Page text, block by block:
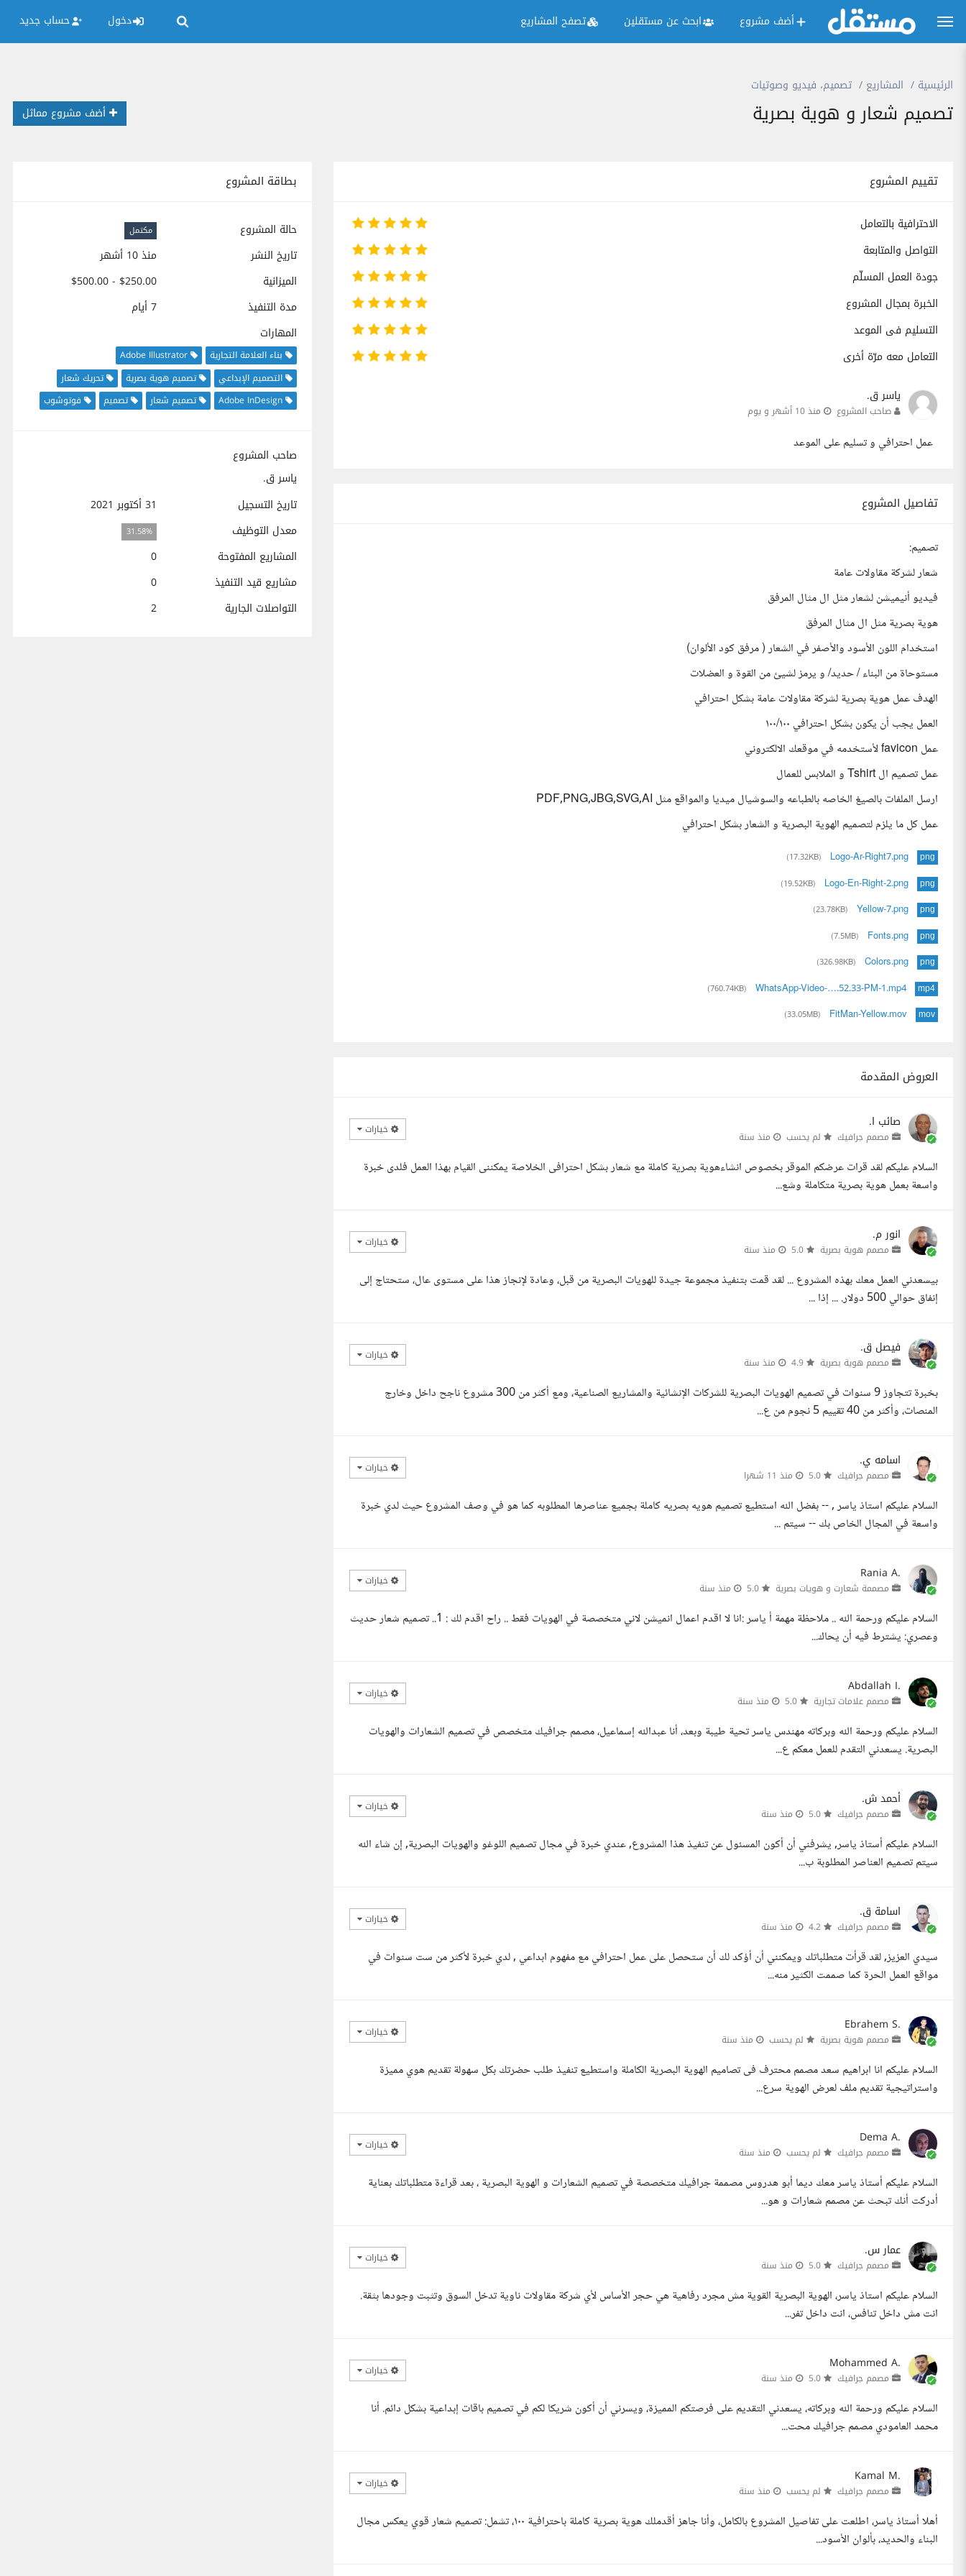
أضف مشروع ابحث عن مستقلين تصفح المشاريع دخول حساب جديد
الرئيسية المشاريع تصميم، فيديو وصوتيات
تصميم شعار و هوية بصرية أضف مشروع مماثل
بطاقة المشروع
حالة المشروع مكتمل
تاريخ النشر
منذ 10 أشهر
الميزانية
$250.00 - $500.00
مدة التنفيذ
7 أيام
المهارات
بناء العلامة التجارية
Adobe Illustrator
التصميم الإبداعي
تصميم هوية بصرية
تحريك شعار
Adobe InDesign
تصميم شعار تصميم فوتوشوب
صاحب المشروع
ياسر ق.
تاريخ التسجيل
31 أكتوبر 2021
معدل التوظيف
31.58%
المشاريع المفتوحة
0
مشاريع قيد التنفيذ
0
التواصلات الجارية
2
تقييم المشروع
الاحترافية بالتعامل
التواصل والمتابعة
جودة العمل المسلّم
الخبرة بمجال المشروع
التسليم فى الموعد
التعامل معه مرّة أخرى
ياسر ق.
صاحب المشروع منذ 10 أشهر و يوم
عمل احترافي و تسليم على الموعد
تفاصيل المشروع
تصميم:
شعار لشركة مقاولات عامة
فيديو أنيميشن لشعار مثل ال مثال المرفق
هوية بصرية مثل ال مثال المرفق
استخدام اللون الأسود والأصفر في الشعار ( مرفق كود الألوان)
مستوحاة من البناء / حديد/ و يرمز لشيئ من القوة و العضلات
الهدف عمل هوية بصرية لشركة مقاولات عامة بشكل احترافي
العمل يجب أن يكون بشكل احترافي ١٠٠/١٠٠
عمل favicon لأستخدمه في موقعك الالكتروني
عمل تصميم ال Tshirt و الملابس للعمال
ارسل الملفات بالصيغ الخاصه بالطباعه والسوشيال ميديا والمواقع مثل PDF,PNG,JBG,SVG,AI
عمل كل ما يلزم لتصميم الهوية البصرية و الشعار بشكل احترافي
png
Logo-Ar-Right7.png
(17.32KB)
png
Logo-En-Right-2.png
(19.52KB)
png
Yellow-7.png
(23.78KB)
png
Fonts.png
(7.5MB)
png
Colors.png
(326.98KB)
mp4
WhatsApp-Video-….52.33-PM-1.mp4
(760.74KB)
mov
FitMan-Yellow.mov
(33.05MB)
العروض المقدمة
صائب ا.
مصمم جرافيك لم يحسب منذ سنة خيارات
السلام عليكم لقد قرات عرضكم الموقر بخصوص انشاءهوية بصرية كاملة مع شعار بشكل احترافى الخلاصة يمكننى القيام بهذا العمل فلدى خبرة
واسعة بعمل هوية بصرية متكاملة وشع...
انور م.
مصمم هوية بصرية منذ سنة خيارات
بيسعدني العمل معك بهذه المشروع ... لقد قمت بتنفيذ مجموعة جيدة للهويات البصرية من قبل، وعادة لإنجاز هذا على مستوى عال، ستحتاج إلى
إنفاق حوالي 500 دولار. ... إذا ...
فيصل ق.
مصمم هوية بصرية منذ سنة خيارات
بخبرة تتجاوز 9 سنوات في تصميم الهويات البصرية للشركات الإنشائية والمشاريع الصناعية، ومع أكثر من 300 مشروع ناجح داخل وخارج
المنصات، وأكثر من 40 تقييم 5 نجوم من ع...
اسامه ي.
مصمم جرافيك منذ 11 شهرا خيارات
السلام عليكم استاذ ياسر , -- بفضل الله استطيع تصميم هويه بصريه كاملة بجميع عناصرها المطلوبه كما هو في وصف المشروع حيث لدي خبرة
واسعة في المجال الخاص بك -- سيتم ...
Rania A.
مصممة شعارت و هويات بصرية منذ سنة خيارات
السلام عليكم ورحمة الله .. ملاحظة مهمة أ ياسر :انا لا اقدم اعمال انميشن لاني متخصصة في الهويات فقط .. راح اقدم لك : 1.. تصميم شعار حديث
وعصري: يشترط فيه أن يحاك...
Abdallah I.
مصمم علامات تجارية منذ سنة خيارات
السلام عليكم ورحمة الله وبركاته مهندس ياسر تحية طيبة وبعد، أنا عبدالله إسماعيل، مصمم جرافيك متخصص في تصميم الشعارات والهويات
البصرية. يسعدني التقدم للعمل معكم ع...
أحمد ش.
مصمم جرافيك منذ سنة خيارات
السلام عليكم أستاذ ياسر, يشرفني أن أكون المسئول عن تنفيذ هذا المشروع, عندي خبرة في مجال تصميم اللوغو والهويات البصرية, إن شاء الله
سيتم تصميم العناصر المطلوبة ب...
اسامة ق.
مصمم جرافيك منذ سنة خيارات
سيدي العزيز, لقد قرأت متطلباتك ويمكنني أن أؤكد لك أن ستحصل على عمل احترافي مع مفهوم ابداعي , لدي خبرة لأكثر من ست سنوات في
مواقع العمل الحرة كما صممت الكثير منه...
Ebrahem S.
مصمم هوية بصرية لم يحسب منذ سنة خيارات
السلام عليكم انا ابراهيم سعد مصمم محترف فى تصاميم الهوية البصرية الكاملة واستطيع تنفيذ طلب حضرتك بكل سهولة تقديم هوي مميزة
واستراتيجية تقديم ملف لعرض الهوية سرع...
Dema A.
مصمم جرافيك لم يحسب منذ سنة خيارات
السلام عليكم أستاذ ياسر معك ديما أبو هدروس مصممة جرافيك متخصصة في تصميم الشعارات و الهوية البصرية ، بعد قراءة متطلباتك بعناية
أدركت أنك تبحث عن مصمم شعارات و هو...
عمار س.
مصمم جرافيك منذ سنة خيارات
السلام عليكم استاذ ياسر، الهوية البصرية القوية مش مجرد رفاهية هي حجر الأساس لأي شركة مقاولات ناوية تدخل السوق وتثبت وجودها بثقة.
انت مش داخل تنافس، انت داخل تفر...
Mohammed A.
مصمم جرافيك منذ سنة خيارات
السلام عليكم ورحمة الله وبركاته، يسعدني التقديم على فرصتكم المميزة، ويسرني أن أكون شريكا لكم في تصميم باقات إبداعية بشكل دائم. أنا
محمد العامودي مصمم جرافيك محت...
Kamal M.
مصمم جرافيك لم يحسب منذ سنة خيارات
أهلا أستاذ ياسر، اطلعت على تفاصيل المشروع بالكامل، وأنا جاهز أقدملك هوية بصرية كاملة باحترافية ١٠٠، تشمل: تصميم شعار قوي يعكس مجال
البناء والحديد، بألوان الأسود...